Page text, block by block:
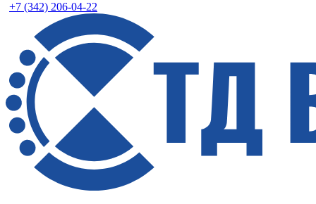
+7 (342) 206-04-22